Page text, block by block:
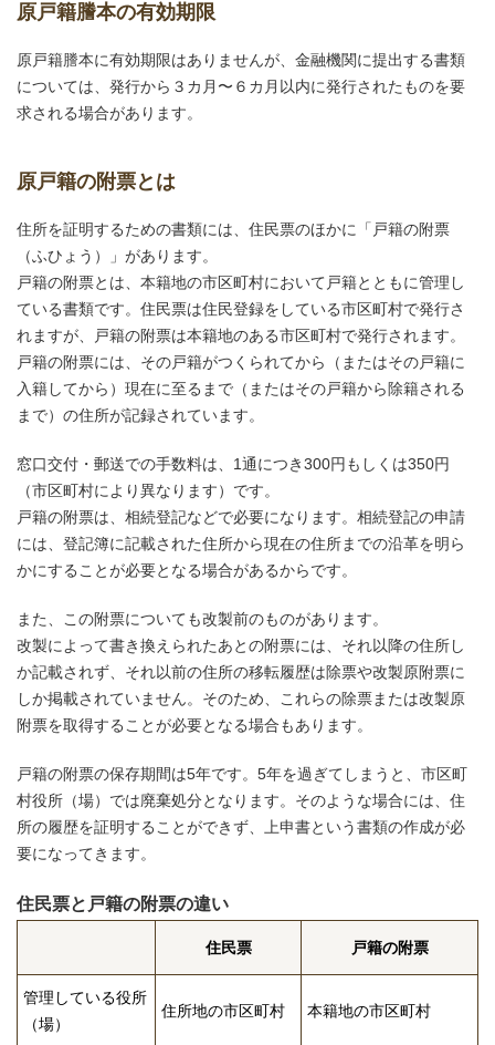
原戸籍謄本の有効期限
原戸籍謄本に有効期限はありませんが、金融機関に提出する書類
については、発行から３カ月〜６カ月以内に発行されたものを要
求される場合があります。
原戸籍の附票とは
住所を証明するための書類には、住民票のほかに「戸籍の附票
（ふひょう）」があります。
戸籍の附票とは、本籍地の市区町村において戸籍とともに管理し
ている書類です。住民票は住民登録をしている市区町村で発行さ
れますが、戸籍の附票は本籍地のある市区町村で発行されます。
戸籍の附票には、その戸籍がつくられてから（またはその戸籍に
入籍してから）現在に至るまで（またはその戸籍から除籍される
まで）の住所が記録されています。
窓口交付・郵送での手数料は、1通につき300円もしくは350円
（市区町村により異なります）です。
戸籍の附票は、相続登記などで必要になります。相続登記の申請
には、登記簿に記載された住所から現在の住所までの沿革を明ら
かにすることが必要となる場合があるからです。
また、この附票についても改製前のものがあります。
改製によって書き換えられたあとの附票には、それ以降の住所し
か記載されず、それ以前の住所の移転履歴は除票や改製原附票に
しか掲載されていません。そのため、これらの除票または改製原
附票を取得することが必要となる場合もあります。
戸籍の附票の保存期間は5年です。5年を過ぎてしまうと、市区町
村役所（場）では廃棄処分となります。そのような場合には、住
所の履歴を証明することができず、上申書という書類の作成が必
要になってきます。
住民票と戸籍の附票の違い
住民票 戸籍の附票
管理している役所
（場）
住所地の市区町村 本籍地の市区町村